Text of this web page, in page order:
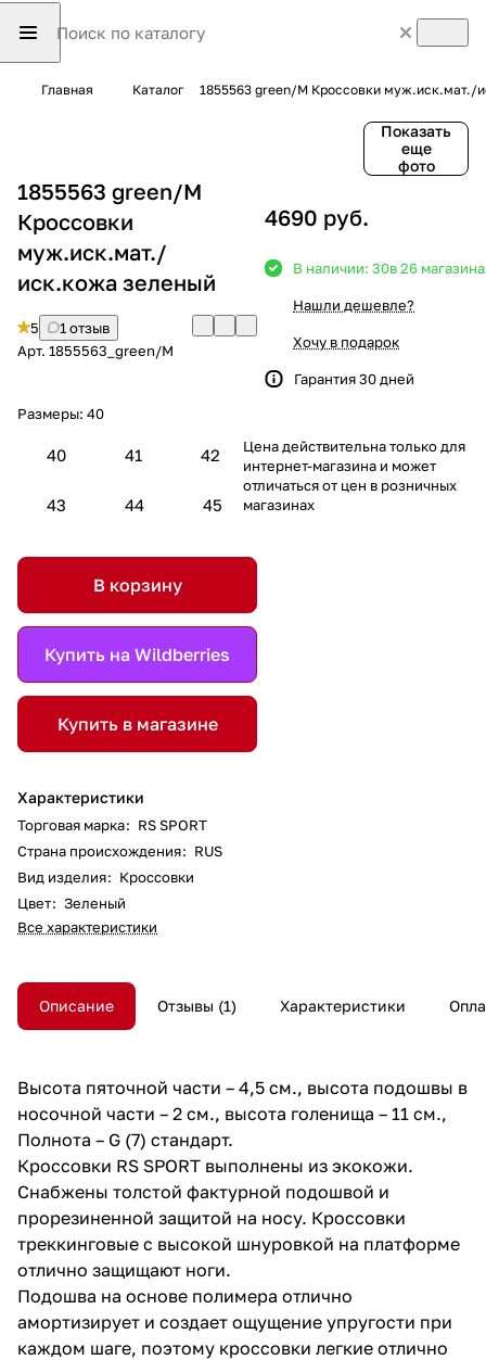
Главная Каталог 1855563 green/M Кроссовки муж.иск.мат./
Показать
еще
фото
1855563 green/M
Кроссовки
муж.иск.мат./
иск.кожа зеленый
5
1 отзыв
Арт. 1855563_green/M
Размеры: 40
40 41 42
43 44 45
В корзину
Купить на Wildberries
Купить в магазине
Характеристики
Торговая марка: RS SPORT
Страна происхождения: RUS
Вид изделия: Кроссовки
Цвет: Зеленый
Все характеристики
4690 руб.
В наличии: 30в 26
Нашли дешевле?
Хочу в подарок
Гарантия 30 дней
Цена действительна только для
интернет-магазина и может
отличаться от цен в розничных
магазинах
Описание Отзывы 1 Характеристики
Высота пяточной части – 4,5 см., высота подошвы в
носочной части – 2 см., высота голенища – 11 см.,
Полнота – G (7) стандарт.
Кроссовки RS SPORT выполнены из экокожи.
Снабжены толстой фактурной подошвой и
прорезиненной защитой на носу. Кроссовки
треккинговые с высокой шнуровкой на платформе
отлично защищают ноги.
Подошва на основе полимера отлично
амортизирует и создает ощущение упругости при
каждом шаге, поэтому кроссовки легкие отлично